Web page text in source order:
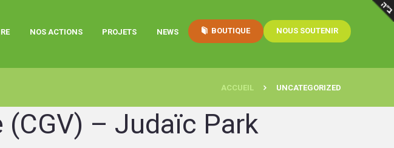
NOS ACTIONS PROJETS NEWS BOUTIQUE NOUS SOUTENIR
ACCUEIL UNCATEGORIZED
(CGV) – Judaïc Park